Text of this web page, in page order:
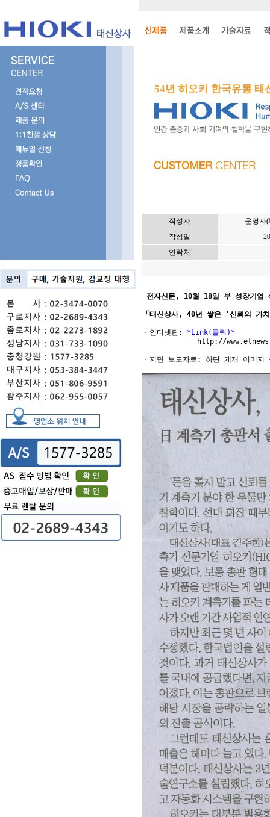
54년 히오키 한국유통 태
작성자 운영자(
작성일
연락처
전자신문, 10월 18일 부 성장기업
「태신상사, 40년 쌓은 '신뢰의 가
・인터넷판:
*Link(클릭)*
http://
・지면 보도자료: 하단 게재 이미지